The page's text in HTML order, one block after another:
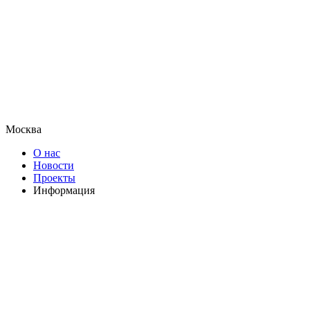
Москва
О нас
Новости
Проекты
Информация